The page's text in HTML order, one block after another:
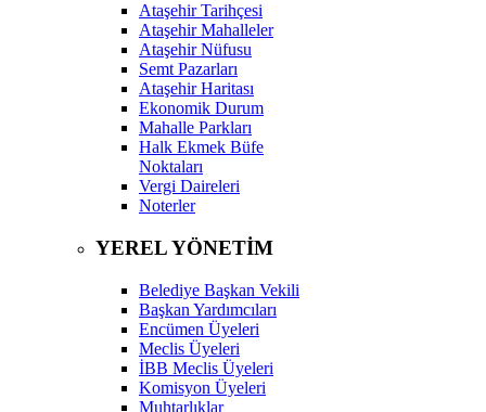
Ataşehir Tarihçesi
Ataşehir Mahalleler
Ataşehir Nüfusu
Semt Pazarları
Ataşehir Haritası
Ekonomik Durum
Mahalle Parkları
Halk Ekmek Büfe
Noktaları
Vergi Daireleri
Noterler
YEREL YÖNETİM
Belediye Başkan Vekili
Başkan Yardımcıları
Encümen Üyeleri
Meclis Üyeleri
İBB Meclis Üyeleri
Komisyon Üyeleri
Muhtarlıklar